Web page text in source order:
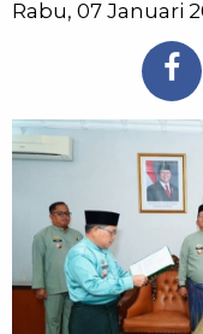
Rabu, 07 Januari